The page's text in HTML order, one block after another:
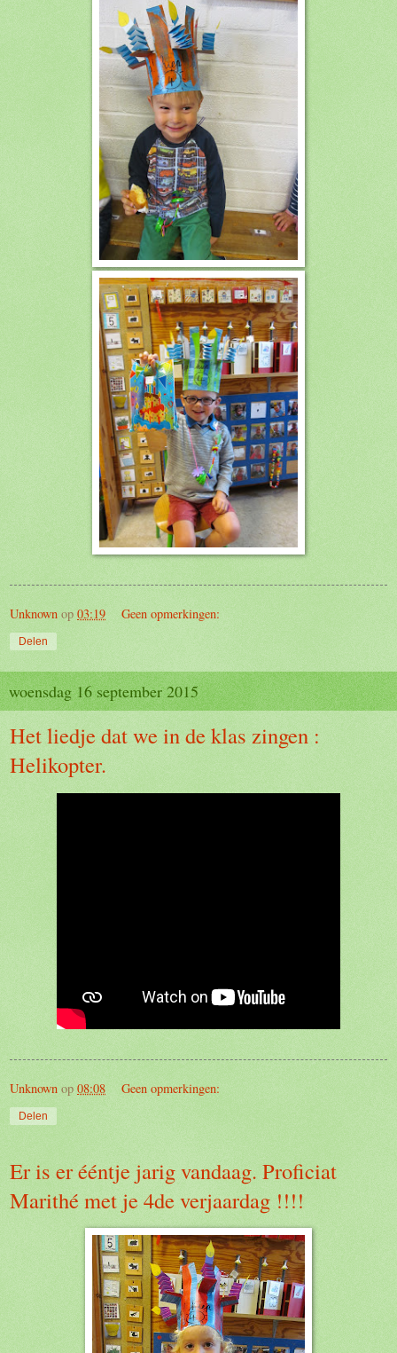
Unknown op 03:19 Geen opmerkingen:
Delen
woensdag 16 september 2015
Het liedje dat we in de klas zingen :
Helikopter.
Unknown op 08:08 Geen opmerkingen:
Delen
Er is er ééntje jarig vandaag. Proficiat
Marithé met je 4de verjaardag !!!!